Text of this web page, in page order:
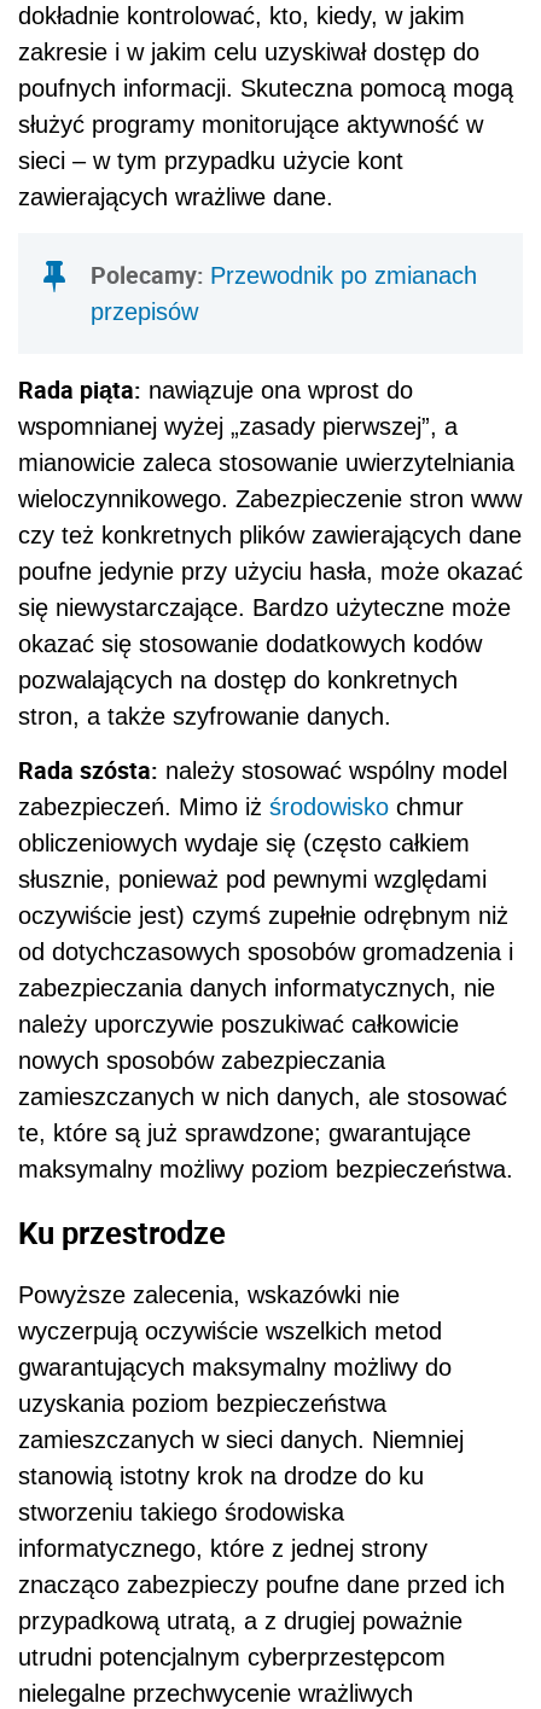
dokładnie kontrolować, kto, kiedy, w jakim
zakresie i w jakim celu uzyskiwał dostęp do
poufnych informacji. Skuteczna pomocą mogą
służyć programy monitorujące aktywność w
sieci – w tym przypadku użycie kont
zawierających wrażliwe dane.
Polecamy: Przewodnik po zmianach
przepisów
Rada piąta: nawiązuje ona wprost do
wspomnianej wyżej „zasady pierwszej”, a
mianowicie zaleca stosowanie uwierzytelniania
wieloczynnikowego. Zabezpieczenie stron www
czy też konkretnych plików zawierających dane
poufne jedynie przy użyciu hasła, może okazać
się niewystarczające. Bardzo użyteczne może
okazać się stosowanie dodatkowych kodów
pozwalających na dostęp do konkretnych
stron, a także szyfrowanie danych.
Rada szósta: należy stosować wspólny model
zabezpieczeń. Mimo iż środowisko chmur
obliczeniowych wydaje się (często całkiem
słusznie, ponieważ pod pewnymi względami
oczywiście jest) czymś zupełnie odrębnym niż
od dotychczasowych sposobów gromadzenia i
zabezpieczania danych informatycznych, nie
należy uporczywie poszukiwać całkowicie
nowych sposobów zabezpieczania
zamieszczanych w nich danych, ale stosować
te, które są już sprawdzone; gwarantujące
maksymalny możliwy poziom bezpieczeństwa.
Ku przestrodze
Powyższe zalecenia, wskazówki nie
wyczerpują oczywiście wszelkich metod
gwarantujących maksymalny możliwy do
uzyskania poziom bezpieczeństwa
zamieszczanych w sieci danych. Niemniej
stanowią istotny krok na drodze do ku
stworzeniu takiego środowiska
informatycznego, które z jednej strony
znacząco zabezpieczy poufne dane przed ich
przypadkową utratą, a z drugiej poważnie
utrudni potencjalnym cyberprzestępcom
nielegalne przechwycenie wrażliwych